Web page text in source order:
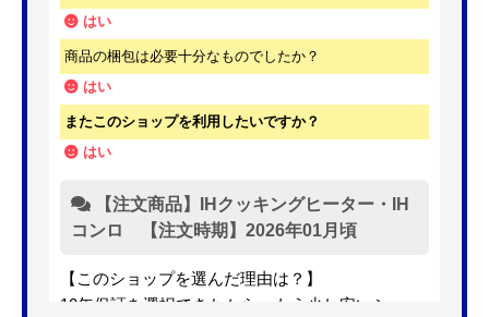
はい
商品の梱包は必要十分なものでしたか？
はい
またこのショップを利用したいですか？
はい
【注文商品】IHクッキングヒーター・IH
コンロ 【注文時期】2026年01月頃
【このショップを選んだ理由は？】
10年保証を選択できたから。もう少し安いショッ